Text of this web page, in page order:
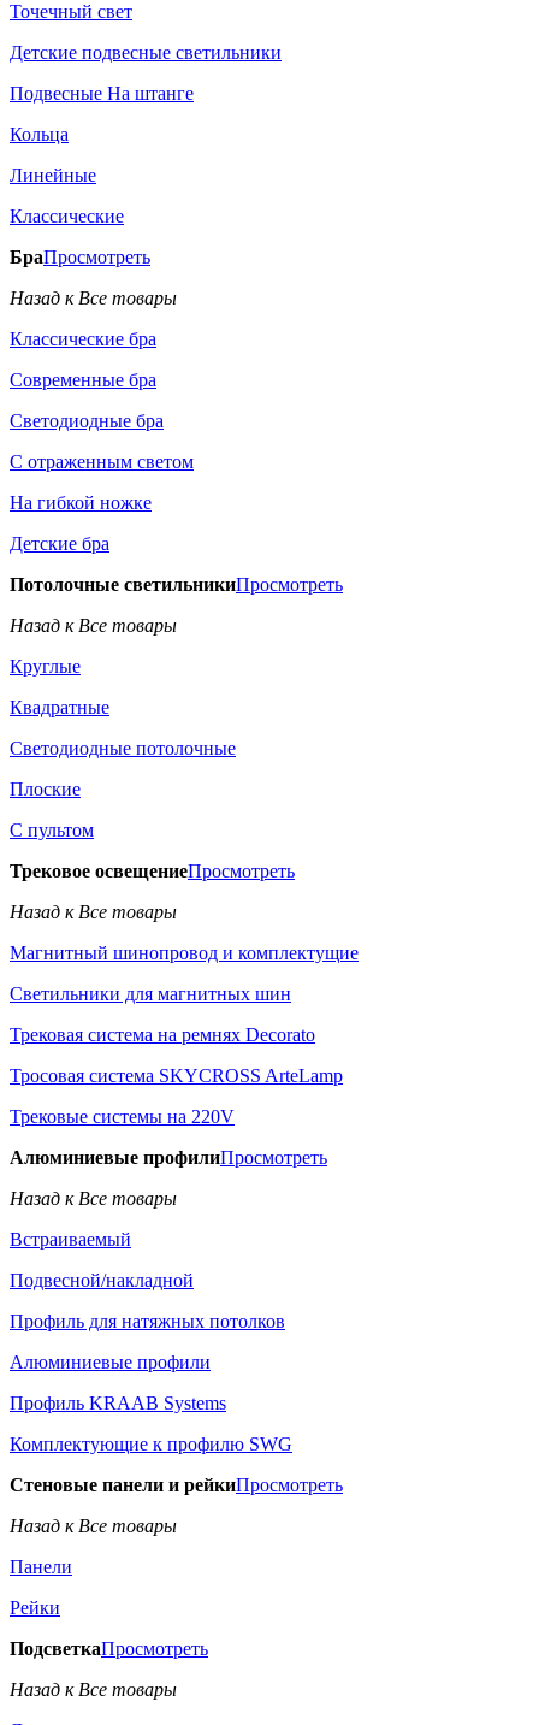
Точечный свет
Детские подвесные светильники
Подвесные На штанге
Кольца
Линейные
Классические
БраПросмотреть
Назад к Все товары
Классические бра
Современные бра
Светодиодные бра
С отраженным светом
На гибкой ножке
Детские бра
Потолочные светильникиПросмотреть
Назад к Все товары
Круглые
Квадратные
Светодиодные потолочные
Плоские
С пультом
Трековое освещениеПросмотреть
Назад к Все товары
Магнитный шинопровод и комплектущие
Светильники для магнитных шин
Трековая система на ремнях Decorato
Тросовая система SKYCROSS ArteLamp
Трековые системы на 220V
Алюминиевые профилиПросмотреть
Назад к Все товары
Встраиваемый
Подвесной/накладной
Профиль для натяжных потолков
Алюминиевые профили
Профиль KRAAB Systems
Комплектующие к профилю SWG
Стеновые панели и рейкиПросмотреть
Назад к Все товары
Панели
Рейки
ПодсветкаПросмотреть
Назад к Все товары